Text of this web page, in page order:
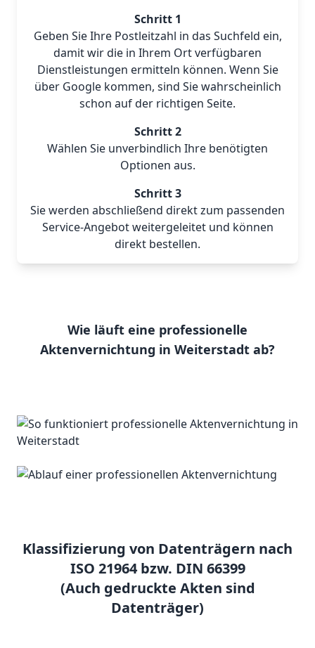
Schritt 1
Geben Sie Ihre Postleitzahl in das Suchfeld ein,
damit wir die in Ihrem Ort verfügbaren
Dienstleistungen ermitteln können. Wenn Sie
über Google kommen, sind Sie wahrscheinlich
schon auf der richtigen Seite.
Schritt 2
Wählen Sie unverbindlich Ihre benötigten
Optionen aus.
Schritt 3
Sie werden abschließend direkt zum passenden
Service-Angebot weitergeleitet und können
direkt bestellen.
Wie läuft eine professionelle
Aktenvernichtung in Weiterstadt ab?
Klassifizierung von Datenträgern nach
ISO 21964 bzw. DIN 66399
(Auch gedruckte Akten sind
Datenträger)